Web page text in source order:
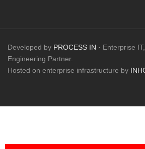
Developed by PROCESS IN · Enterprise
Engineering Partner.
Hosted on enterprise infrastructure by